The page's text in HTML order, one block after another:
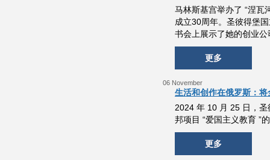
马林斯基宫举办了 “涅瓦
成立30周年。圣彼得堡
书会上展示了她的创业公
更多
06 November
生活和创作在俄罗斯：
2024 年 10 月 25 日，圣
邦项目 “爱国主义教育 ”
更多